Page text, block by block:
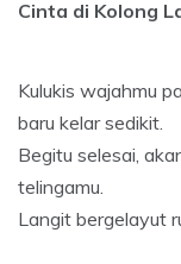
Cinta di Kolong
Kulukis wajahmu
baru kelar sedikit.
Begitu selesai,
telingamu.
Langit bergelayut